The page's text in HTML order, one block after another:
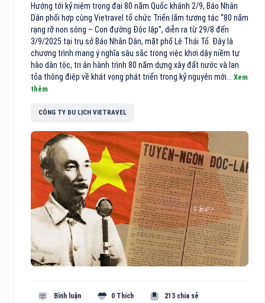
Hướng tới kỷ niệm trọng đại 80 năm Quốc khánh 2/9, Báo Nhân
Dân phối hợp cùng Vietravel tổ chức Triển lãm tương tác “80 năm
rạng rỡ non sông – Con đường Độc lập”, diễn ra từ 29/8 đến
3/9/2025 tại trụ sở Báo Nhân Dân, mặt phố Lê Thái Tổ. Đây là
chương trình mang ý nghĩa sâu sắc trong việc khơi dậy niềm tự
hào dân tộc, tri ân hành trình 80 năm dựng xây đất nước và lan
tỏa thông điệp về khát vọng phát triển trong kỷ nguyên mới... Xem
thêm
CÔNG TY DU LỊCH VIETRAVEL
Bình luận 0 Thích 213 chia sẻ